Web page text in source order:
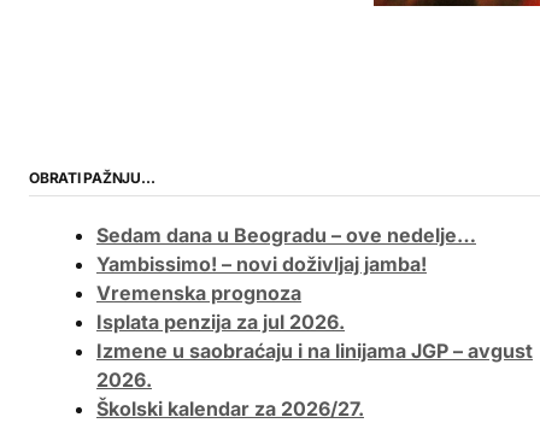
OBRATI PAŽNJU…
Sedam dana u Beogradu – ove nedelje…
Yambissimo! – novi doživljaj jamba!
Vremenska prognoza
Isplata penzija za jul 2026.
Izmene u saobraćaju i na linijama JGP – avgust
2026.
Školski kalendar za 2026/27.